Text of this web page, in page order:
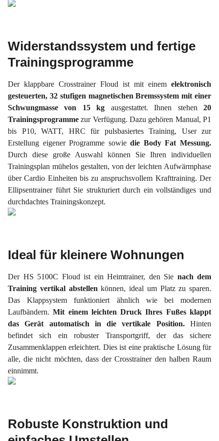
Widerstandssystem und fertige
Trainingsprogramme
Der klappbare Crosstrainer Floud ist mit einem elektronisch
gesteuerten, 32 stufigen magnetischen Bremssystem mit einer
Schwungmasse von 15 kg ausgestattet. Ihnen stehen20
Trainingsprogrammezur Verfügung. Dazu gehören Manual, P1
bis P10, WATT, HRC für pulsbasiertes Training, User zur
Erstellung eigener Programme sowiedie Body Fat Messung.
Durch diese große Auswahl können Sie Ihren individuellen
Trainingsplan mühelos gestalten, von der leichten Aufwärmphase
über Cardio Einheiten bis zu anspruchsvollem Krafttraining. Der
Ellipsentrainer führt Sie strukturiert durch ein vollständiges und
durchdachtes Trainingskonzept.
Ideal für kleinere Wohnungen
Der HS 5100C Floud ist ein Heimtrainer, den Sie nach dem
Training vertikal abstellen können, ideal um Platz zu sparen.
Das Klappsystem funktioniert ähnlich wie bei modernen
Laufbändern. Mit einem leichten Druck Ihres Fußes klappt
das Gerät automatisch in die vertikale Position.Hinten
befindet sich ein robuster Transportgriff, der das sichere
Zusammenklappen erleichtert. Dies ist eine praktische Lösung für
alle, die nicht möchten, dass der Crosstrainer den halben Raum
einnimmt.
Robuste Konstruktion und